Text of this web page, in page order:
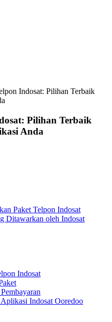
Indosat: Pilihan Terbaik
Pilihan Terbaik
Anda
Paket Telpon Indosat
Ditawarkan oleh Indosat
Indosat
Indosat Ooredoo